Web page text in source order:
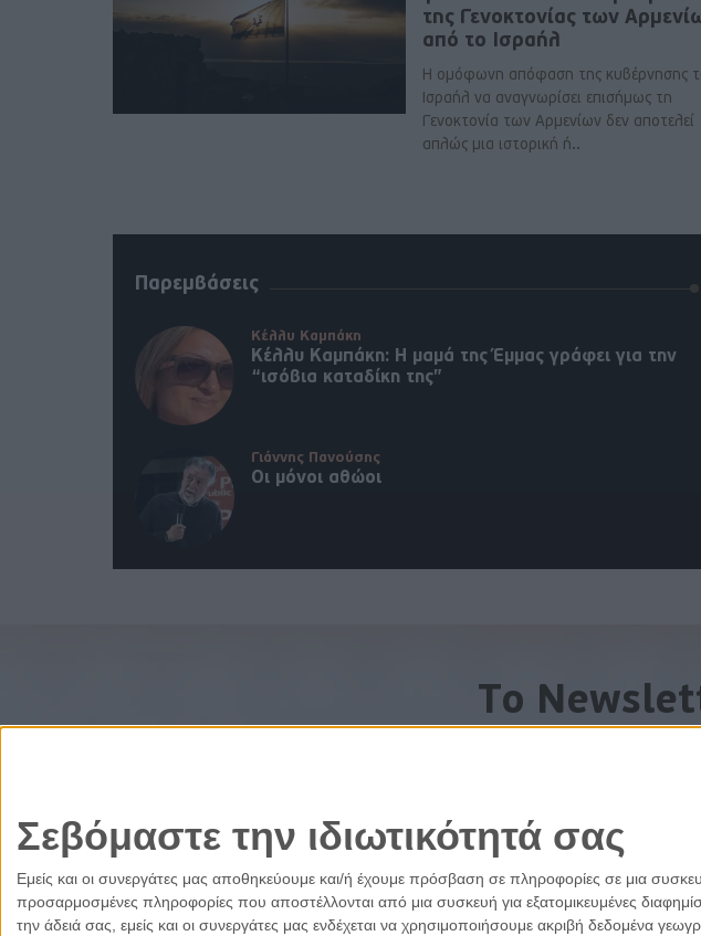
Σεβόμαστε την ιδιωτικότητά σας
Εμείς και οι συνεργάτες μας αποθηκεύουμε και/ή έχουμε πρόσβαση σε πληροφορίες σε μια
προσαρμοσμένες πληροφορίες που αποστέλλονται από μια συσκευή για εξατομικευμένες
την άδειά σας, εμείς και οι συνεργάτες μας ενδέχεται να χρησιμοποιήσουμε ακριβή δεδομένα
της Γενοκτονίας των
από το Ισραήλ
Η ομόφωνη απόφαση της κυβέρνησης
Ισραήλ να αναγνωρίσει επισήμως τη
Γενοκτονία των Αρμενίων δεν αποτελεί
απλώς μια ιστορική ή..
Παρεμβάσεις
Κέλλυ Καμπάκη
Κέλλυ Καμπάκη: Η μαμά της Έμμας γράφει για την
“ισόβια καταδίκη της”
Γιάννης Πανούσης
Οι μόνοι αθώοι
To
Λάβετε την